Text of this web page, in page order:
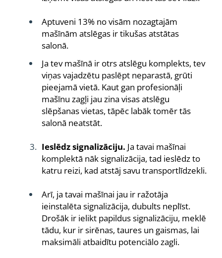
Aptuveni 13% no visām nozagtajām
mašīnām atslēgas ir tikušas atstātas
salonā.
Ja tev mašīnā ir otrs atslēgu komplekts, tev
viņas vajadzētu paslēpt neparastā, grūti
pieejamā vietā. Kaut gan profesionāļi
mašīnu zagļi jau zina visas atslēgu
slēpšanas vietas, tāpēc labāk tomēr tās
salonā neatstāt.
Ieslēdz signalizāciju. Ja tavai mašīnai
komplektā nāk signalizācija, tad ieslēdz to
katru reizi, kad atstāj savu transportlīdzekli.
Arī, ja tavai mašīnai jau ir ražotāja
ieinstalēta signalizācija, dubults neplīst.
Drošāk ir ielikt papildus signalizāciju, meklē
tādu, kur ir sirēnas, taures un gaismas, lai
maksimāli atbaidītu potenciālo zagli.